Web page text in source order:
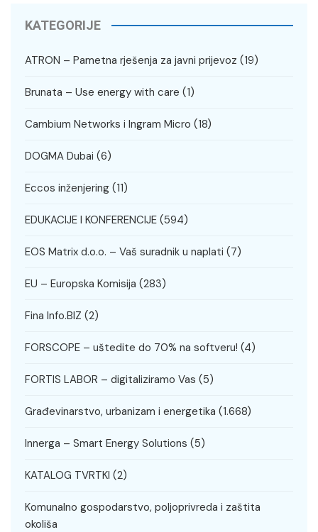
KATEGORIJE
ATRON – Pametna rješenja za javni prijevoz (19)
Brunata – Use energy with care (1)
Cambium Networks i Ingram Micro (18)
DOGMA Dubai (6)
Eccos inženjering (11)
EDUKACIJE I KONFERENCIJE (594)
EOS Matrix d.o.o. – Vaš suradnik u naplati (7)
EU – Europska Komisija (283)
Fina Info.BIZ (2)
FORSCOPE – uštedite do 70% na softveru! (4)
FORTIS LABOR – digitaliziramo Vas (5)
Građevinarstvo, urbanizam i energetika (1.668)
Innerga – Smart Energy Solutions (5)
KATALOG TVRTKI (2)
Komunalno gospodarstvo, poljoprivreda i zaštita
okoliša